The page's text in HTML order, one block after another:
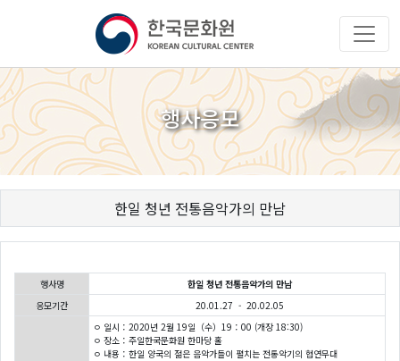
행사응모
한일 청년 전통음악가의 만남
행사명
한일 청년 전통음악가의 만남
응모기간
20.01.27 - 20.02.05
ㅇ 일시：2020년 2월 19일（수）19：00 (개장 18:30)
ㅇ 장소：주일한국문화원 한마당 홀
ㅇ 내용：한일 양국의 젊은 음악가들이 펼치는 전통악기의 협연무대